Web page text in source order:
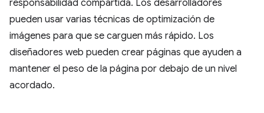
responsabilidad compartida. Los desarrolladores
pueden usar varias técnicas de optimización de
imágenes para que se carguen más rápido. Los
diseñadores web pueden crear páginas que ayuden a
mantener el peso de la página por debajo de un nivel
acordado.